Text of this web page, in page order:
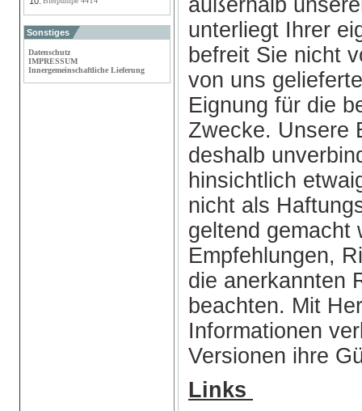
Sonstiges
Datenschutz
IMPRESSUM
Innergemeinschaftliche Lieferung
außerhalb
unterliegt Ihrer
befreit Sie nicht
von uns
Eignung für die
Zwecke. Unsere
deshalb
hinsichtlich
nicht als
geltend gemacht
Empfehlungen,
die anerkannten
beachten. Mit
Informationen
Versionen ihre
Links